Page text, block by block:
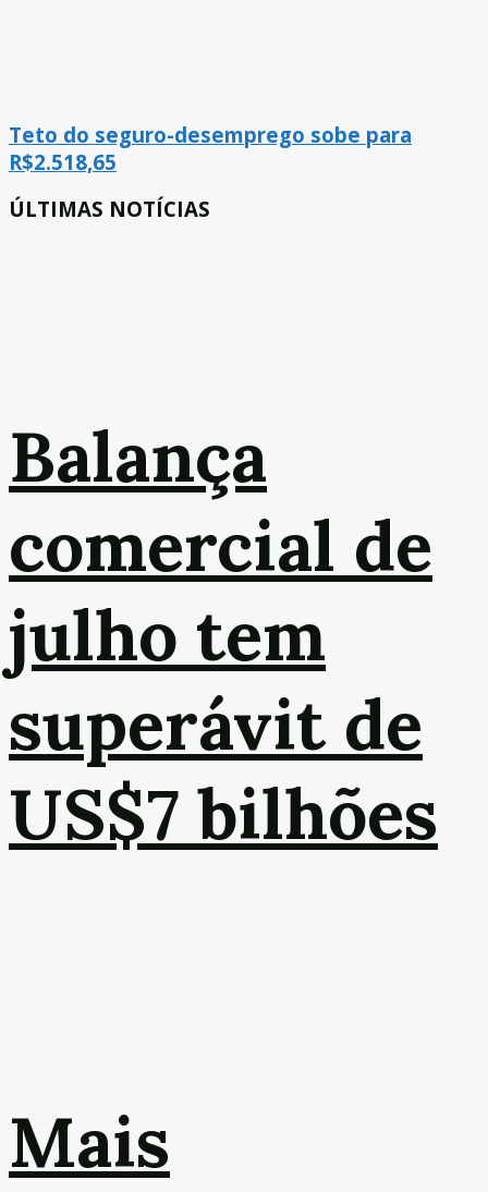
Teto do seguro-desemprego sobe para
R$2.518,65
ÚLTIMAS NOTÍCIAS
Balança
comercial de
julho tem
superávit de
US$7 bilhões
Mais